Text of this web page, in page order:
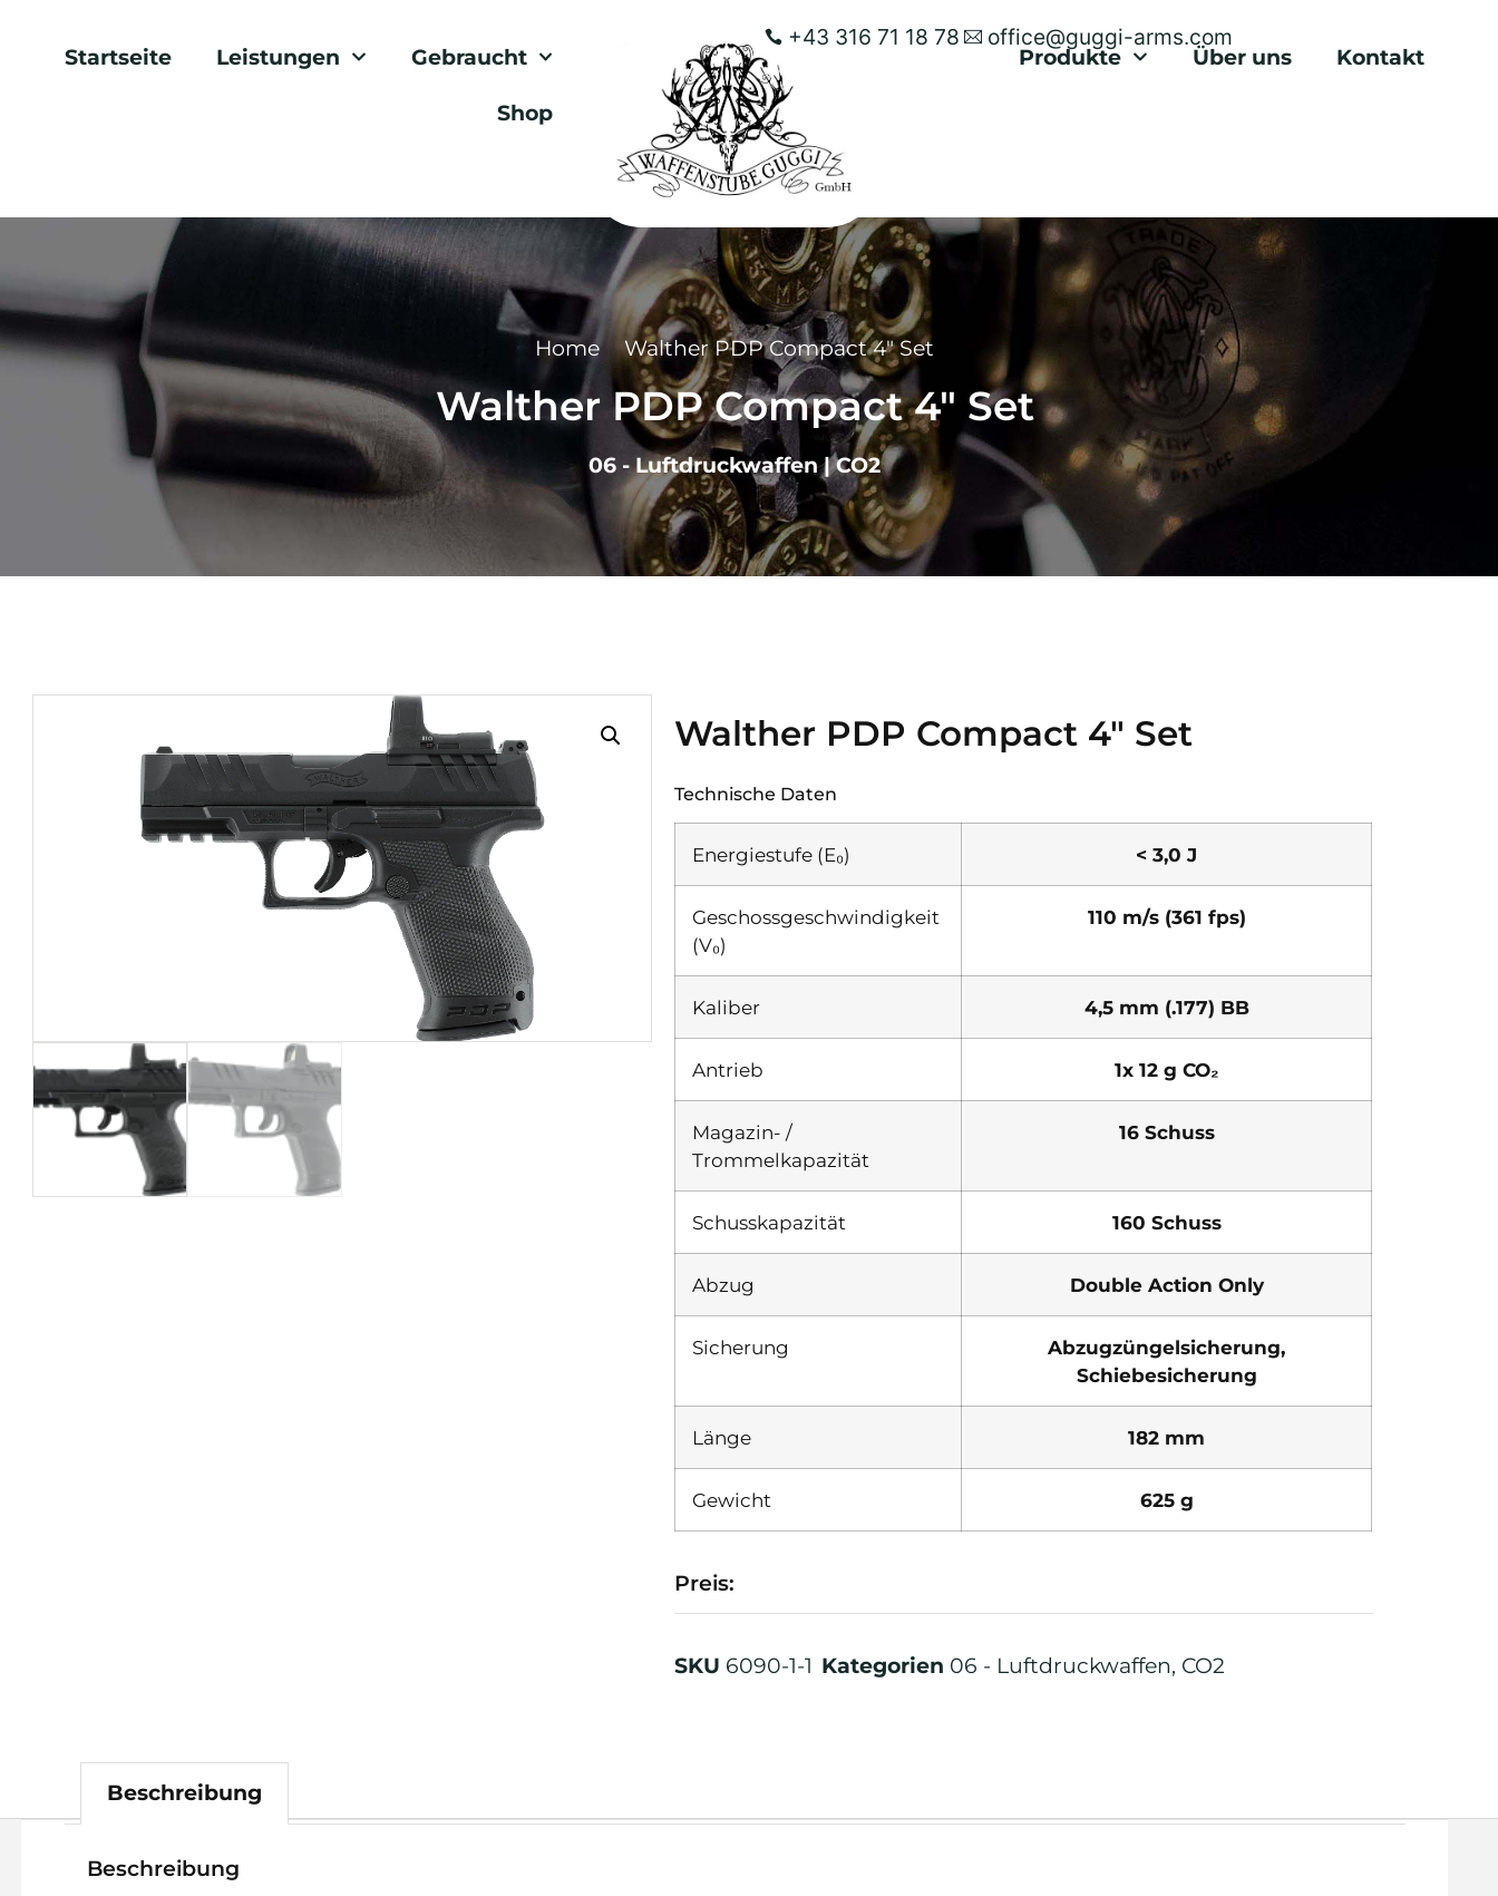
+43 316 71 18 78 office@guggi-arms.com
Startseite Leistungen Gebraucht
Shop
Produkte Über uns Kontakt
Home Walther PDP Compact 4″ Set
Walther PDP Compact 4″ Set
06 - Luftdruckwaffen|CO2
Walther PDP Compact 4″ Set
Technische Daten
Energiestufe (E₀) < 3,0 J
Geschossgeschwindigkeit
(V₀)
110 m/s (361 fps)
Kaliber 4,5 mm (.177) BB
Antrieb 1x 12 g CO₂
Magazin- /
Trommelkapazität
16 Schuss
Schusskapazität 160 Schuss
Abzug Double Action Only
Sicherung
Abzugzüngelsicherung,
Schiebesicherung
Länge 182 mm
Gewicht 625 g
Preis:
SKU 6090-1-1 Kategorien 06 - Luftdruckwaffen, CO2
Beschreibung
Beschreibung